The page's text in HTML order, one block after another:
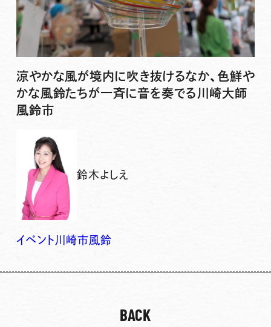
涼やかな風が境内に吹き抜けるなか、色鮮や
かな風鈴たちが一斉に音を奏でる川崎大師
風鈴市
鈴木よしえ
イベント 川崎市風鈴
BACK